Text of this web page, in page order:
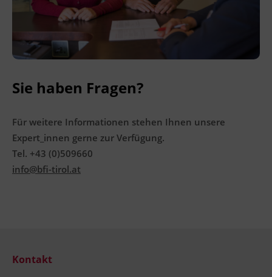
Terminübersicht
Sie haben Fragen?
Für weitere Informationen stehen Ihnen unsere
Expert_innen gerne zur Verfügung.
Tel. +43 (0)509660
info@bfi-tirol.at
Kontakt